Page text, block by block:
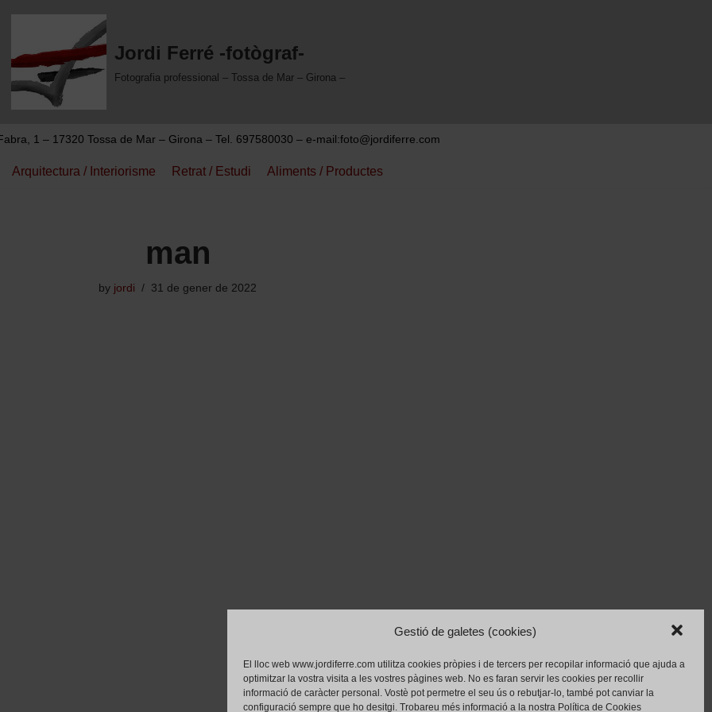
Gestió de galetes (cookies)
El lloc web www.jordiferre.com utilitza cookies pròpies i de tercers per recopilar informació que ajuda a
optimitzar la vostra visita a les vostres pàgines web. No es faran servir les cookies per recollir
informació de caràcter personal. Vostè pot permetre el seu ús o rebutjar-lo, també pot canviar la
configuració sempre que ho desitgi. Trobareu més informació a la nostra Política de Cookies
Jordi Ferré -fotògraf-
Fotografia professional – Tossa de Mar – Girona –
1 – 17320 Tossa de Mar – Girona – Tel. 697580030 – e-mail:foto@jordiferre.com
Arquitectura / Interiorisme Retrat / Estudi Aliments / Productes
man
by jordi 31 de gener de 2022